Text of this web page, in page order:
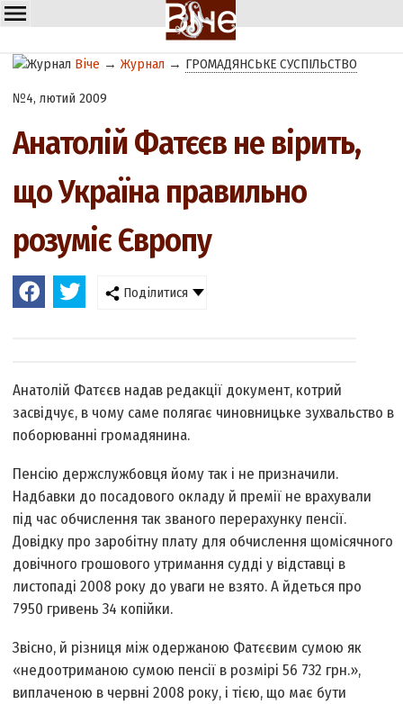
Віче →Журнал → ГРОМАДЯНСЬКЕ СУСПІЛЬСТВО
№4, лютий 2009
Анатолій Фатєєв не вірить,
що Україна правильно
розуміє Європу
Поділитися
Анатолій Фатєєв надав редакції документ, котрий
засвідчує, в чому саме полягає чиновницьке зухвальство в
поборюванні громадянина.
Пенсію держслужбовця йому так і не призначили.
Надбавки до посадового окладу й премії не врахували
під час обчислення так званого перерахунку пенсії.
Довідку про заробітну плату для обчислення щомісячного
довічного грошового утримання судді у відставці в
листопаді 2008 року до уваги не взято. А йдеться про
7950 гривень 34 копійки.
Звісно, й різниця між одержаною Фатєєвим сумою як
«недоотриманою сумою пенсії в розмірі 56 732 грн.»,
виплаченою в червні 2008 року, і тією, що має бути